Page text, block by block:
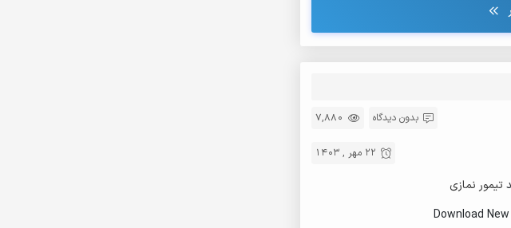
7,880 بدون دیدگاه
22 مهر , 1403
تیمور نمازی
Download